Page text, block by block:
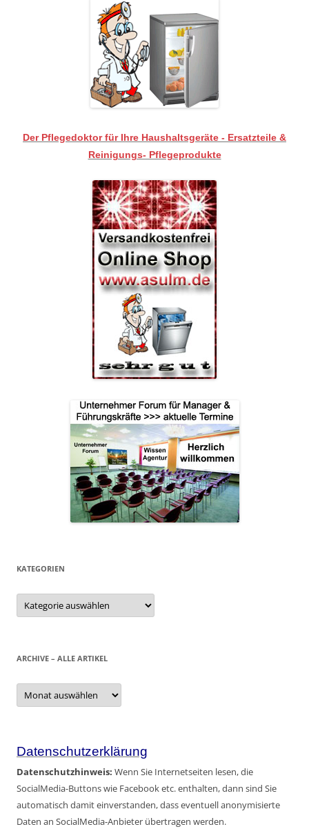
Der Pflegedoktor für Ihre Haushaltsgeräte - Ersatzteile &
Reinigungs- Pflegeprodukte
KATEGORIEN
Kategorien
ARCHIVE – ALLE ARTIKEL
Archive
alle
Datenschutzerklärung
Datenschutzhinweis: Wenn Sie Internetseiten lesen, die
SocialMedia-Buttons wie Facebook etc. enthalten, dann sind Sie
automatisch damit einverstanden, dass eventuell anonymisierte
Daten an SocialMedia-Anbieter übertragen werden.